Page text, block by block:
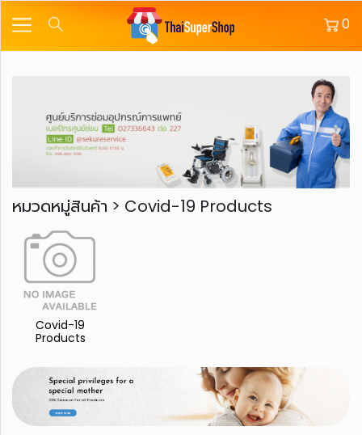
0
หมวดหมู่สินค้า > Covid-19 Products
Covid-19
Products
ผ้า
อ้อม
อ้อม
ผู้ใหญ่
กางเกง
ซึมซับ
ผู้ใหญ่
แผ่น
รอง
ซับ
ผู้ใหญ่
แผ่น
เสริม
ซึมซับ